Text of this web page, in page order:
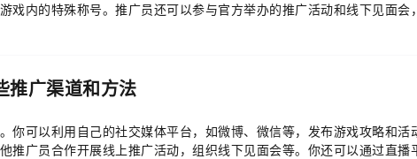
戏内的特殊称号。推广员还可以参与官方举办的推广活动和线下见面
推广渠道和方法
你可以利用自己的社交媒体平台，如微博、微信等，发布游戏攻略和活
推广员合作开展线上推广活动，组织线下见面会等。你还可以通过直